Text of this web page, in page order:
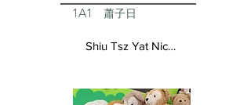
1A1 蕭子日
Shiu Tsz Yat Nicolas